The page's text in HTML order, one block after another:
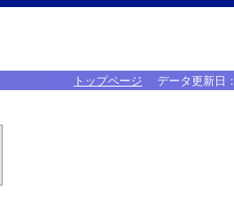
トップページ データ更新日：